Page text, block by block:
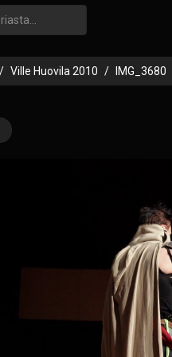
Ville Huovila 2010 IMG_3680